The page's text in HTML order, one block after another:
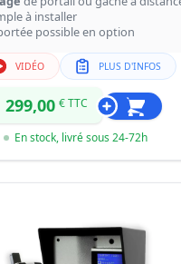
à installer
possible en option
VIDÉO PLUS D'INFOS
299,00 € TTC
En stock, livré sous 24-72h